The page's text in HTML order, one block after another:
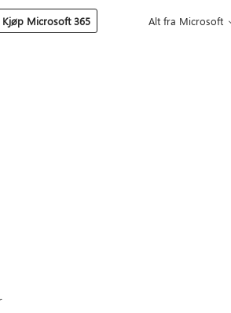
Kjøp Microsoft 365 Alt fra Microsoft